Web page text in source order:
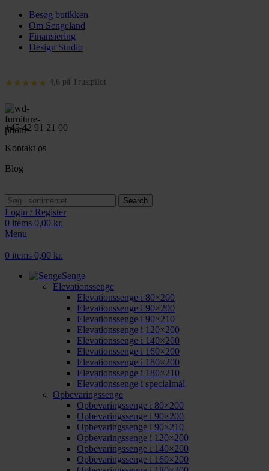
Besøg butikken
Om Sengeland
Finansiering
Design Studio
4,6 på Trustpilot
+45 42 91 21 00
Kontakt os
Blog
Search
Login / Register
0 items 0,00 kr.
Menu
0 items 0,00 kr.
Senge
Elevationssenge
Elevationssenge i 80×200
Elevationssenge i 90×200
Elevationssenge i 90×210
Elevationssenge i 120×200
Elevationssenge i 140×200
Elevationssenge i 160×200
Elevationssenge i 180×200
Elevationssenge i 180×210
Elevationssenge i specialmål
Opbevaringssenge
Opbevaringssenge i 80×200
Opbevaringssenge i 90×200
Opbevaringssenge i 90×210
Opbevaringssenge i 120×200
Opbevaringssenge i 140×200
Opbevaringssenge i 160×200